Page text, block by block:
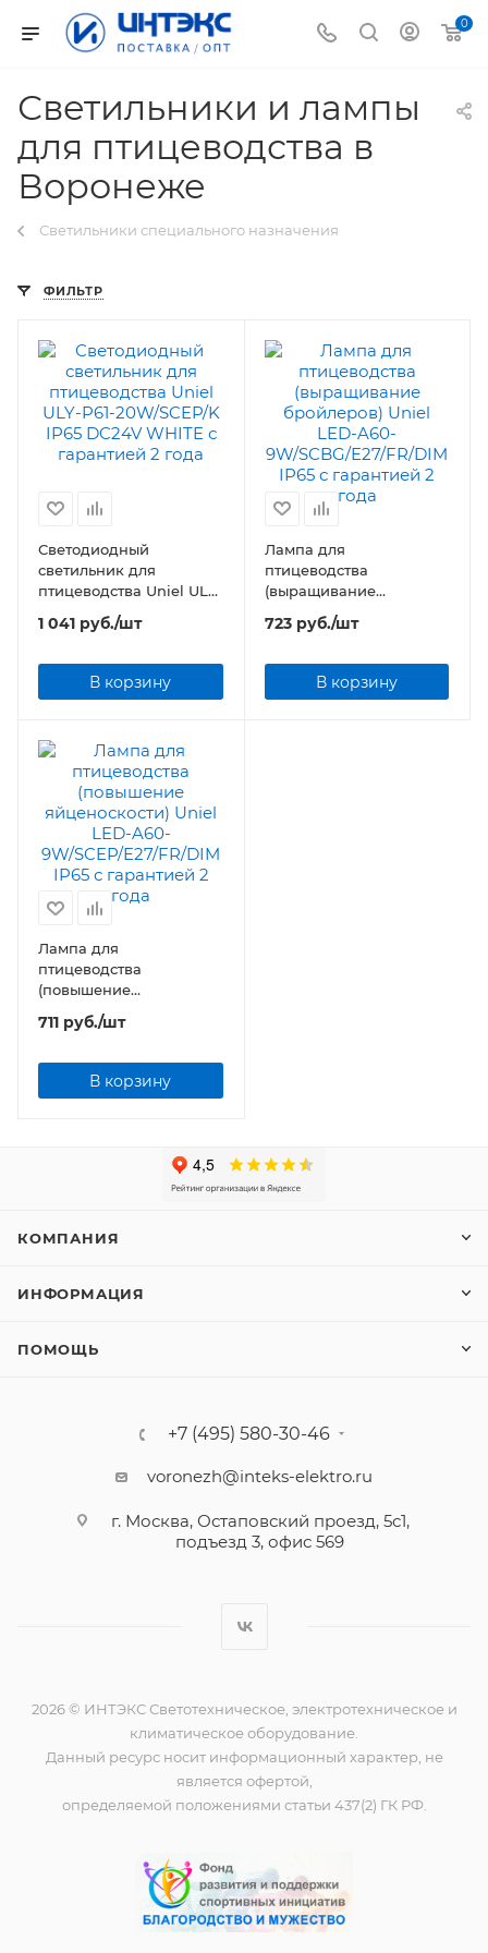
0
Светильники и лампы
для птицеводства в
Воронеже
Светильники специального назначения
ФИЛЬТР
Светодиодный
светильник для
птицеводства Uniel ULY-
P61-20W/SCEP/K IP65
DC24V WHITE
1 041 руб./шт
В корзину
Лампа для
птицеводства
(выращивание
бройлеров) Uniel LED-
A60-
723руб./шт
В корзину
Лампа для
птицеводства
(повышение
яйценоскости) Uniel
LED-A60-
711 руб./шт
В корзину
КОМПАНИЯ
ИНФОРМАЦИЯ
ПОМОЩЬ
+7 (495) 580-30-46
voronezh@inteks-elektro.ru
г. Москва, Остаповский проезд, 5с1,
подъезд 3, офис 569
2026 © ИНТЭКС Светотехническое, электротехническое и
климатическое оборудование.
Данный ресурс носит информационный характер, не
является офертой,
определяемой положениями статьи 437(2) ГК РФ.